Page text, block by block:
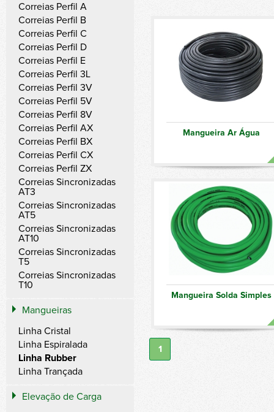
Correias Perfil A
Correias Perfil B
Correias Perfil C
Correias Perfil D
Correias Perfil E
Correias Perfil 3L
Correias Perfil 3V
Correias Perfil 5V
Correias Perfil 8V
Correias Perfil AX
Correias Perfil BX
Correias Perfil CX
Correias Perfil ZX
Correias Sincronizadas
AT3
Correias Sincronizadas
AT5
Correias Sincronizadas
AT10
Correias Sincronizadas
T5
Correias Sincronizadas
T10
Mangueiras
Linha Cristal
Linha Espiralada
Linha Rubber
Linha Trançada
Elevação de Carga
Mangueira Ar Água
Mangueira Solda Simples
1